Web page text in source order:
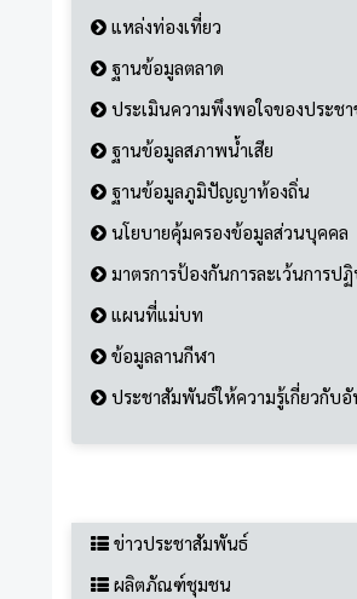
แหล่งท่องเที่ยว
ฐานข้อมูลตลาด
ประเมินความพึงพอใจของประช
ฐานข้อมูลสภาพน้ำเสีย
ฐานข้อมูลภูมิปัญญาท้องถิ่น
นโยบายคุ้มครองข้อมูลส่วนบุคคล
มาตรการป้องกันการละเว้นการ
แผนที่แม่บท
ข้อมูลลานกีฬา
ประชาสัมพันธ์ให้ความรู้เกี่ยวกับ
ข่าวประชาสัมพันธ์
ผลิตภัณฑ์ชุมชน